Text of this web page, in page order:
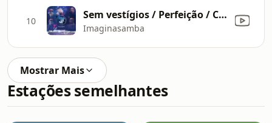
10 Sem vestígios / Perfeição / Com você tô completo (Ao Vivo)
Imaginasamba
Mostrar Mais
Estações semelhantes